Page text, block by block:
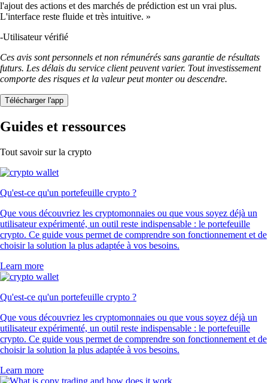
l'ajout des actions et des marchés de prédiction est un vrai plus.
L'interface reste fluide et très intuitive. »
-Utilisateur vérifié
Ces avis sont personnels et non rémunérés sans garantie de résultats
futurs. Les délais du service client peuvent varier. Tout investissement
comporte des risques et la valeur peut monter ou descendre.
Télécharger l'app
Guides et ressources
Tout savoir sur la crypto
Qu'est-ce qu'un portefeuille crypto ?
Que vous découvriez les cryptomonnaies ou que vous soyez déjà un
utilisateur expérimenté, un outil reste indispensable : le portefeuille
crypto. Ce guide vous permet de comprendre son fonctionnement et de
choisir la solution la plus adaptée à vos besoins.
Learn more
Qu'est-ce qu'un portefeuille crypto ?
Que vous découvriez les cryptomonnaies ou que vous soyez déjà un
utilisateur expérimenté, un outil reste indispensable : le portefeuille
crypto. Ce guide vous permet de comprendre son fonctionnement et de
choisir la solution la plus adaptée à vos besoins.
Learn more